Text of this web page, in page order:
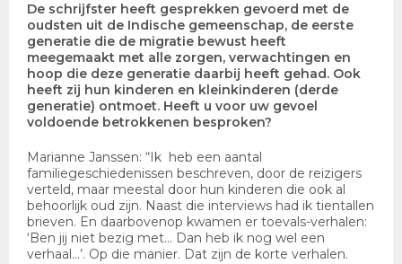
De schrijfster heeft gesprekken gevoerd met de
oudsten uit de Indische gemeenschap, de eerste
generatie die de migratie bewust heeft
meegemaakt met alle zorgen, verwachtingen en
hoop die deze generatie daarbij heeft gehad. Ook
heeft zij hun kinderen en kleinkinderen (derde
generatie) ontmoet. Heeft u voor uw gevoel
voldoende betrokkenen besproken?
Marianne Janssen: “Ik heb een aantal
familiegeschiedenissen beschreven, door de reizigers
verteld, maar meestal door hun kinderen die ook al
behoorlijk oud zijn. Naast die interviews had ik tientallen
brieven. En daarbovenop kwamen er toevals-verhalen:
‘Ben jij niet bezig met… Dan heb ik nog wel een
verhaal…’. Op die manier. Dat zijn de korte verhalen.